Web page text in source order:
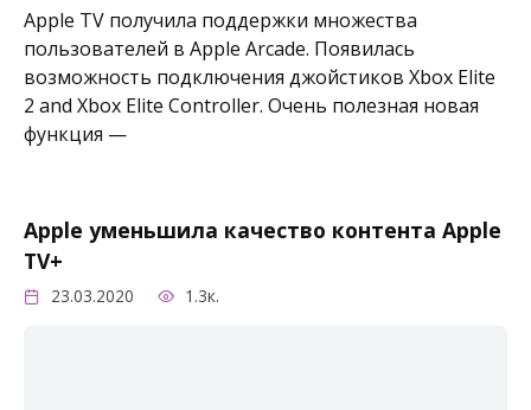
Apple TV получила поддержки множества
пользователей в Apple Arcade. Появилась
возможность подключения джойстиков Xbox Elite
2 and Xbox Elite Controller. Очень полезная новая
функция —
Apple уменьшила качество контента Apple
TV+
23.03.2020 1.3к.